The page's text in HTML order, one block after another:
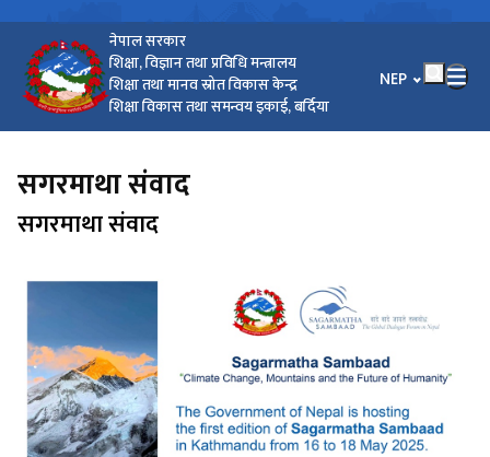
नेपाल सरकार
शिक्षा, विज्ञान तथा प्रविधि मन्त्रालय
शिक्षा तथा मानव स्रोत विकास केन्द्र
शिक्षा विकास तथा समन्वय इकाई, बर्दिया
भाषा चयन गर्नुहोस्
NEP
सगरमाथा संवाद
सगरमाथा संवाद